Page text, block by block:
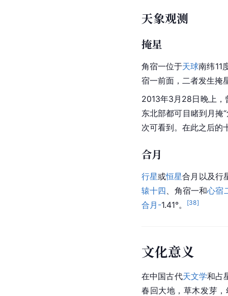
天象观测
掩星
角宿一位于天球南纬11
宿一前面，二者发生掩
2013年3月28日晚上，
东北部都可目睹到月掩
次可看到。在此之后的
合月
行星或恒星合月以及行
辕十四 、角宿一和心宿
合月-1.41°。 [38]
文化意义
在中国古代天文学和占
春回大地，草木发芽